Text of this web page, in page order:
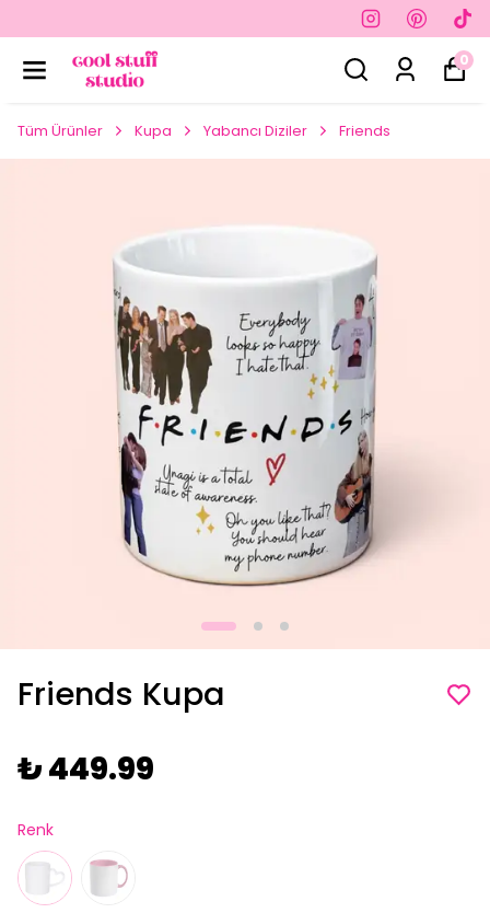
0
Tüm Ürünler Kupa Yabancı Diziler Friends
Friends Kupa
₺ 449.99
Renk